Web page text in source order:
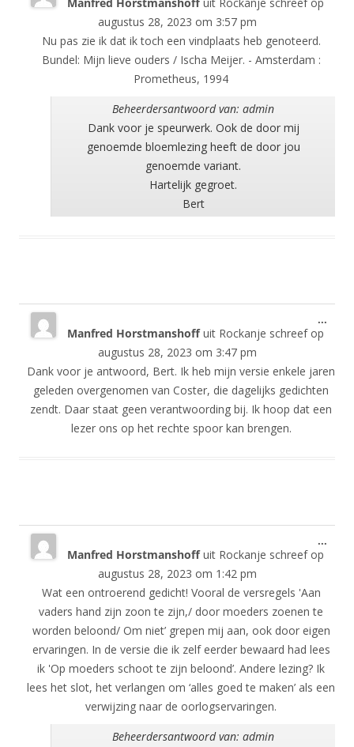
augustus 28, 2023 om 3:57 pm
Nu pas zie ik dat ik toch een vindplaats heb genoteerd.
Bundel: Mijn lieve ouders / Ischa Meijer. - Amsterdam :
Prometheus, 1994
Beheerdersantwoord van: admin
Dank voor je speurwerk. Ook de door mij
genoemde bloemlezing heeft de door jou
genoemde variant.
Hartelijk gegroet.
Bert
Manfred Horstmanshoffuit Rockanje schreef op
augustus 28, 2023 om 3:47 pm
Dank voor je antwoord, Bert. Ik heb mijn versie enkele jaren
geleden overgenomen van Coster, die dagelijks gedichten
zendt. Daar staat geen verantwoording bij. Ik hoop dat een
lezer ons op het rechte spoor kan brengen.
...
Manfred Horstmanshoffuit Rockanje schreef op
augustus 28, 2023 om 1:42 pm
Wat een ontroerend gedicht! Vooral de versregels 'Aan
vaders hand zijn zoon te zijn,/ door moeders zoenen te
worden beloond/ Om niet’ grepen mij aan, ook door eigen
ervaringen. In de versie die ik zelf eerder bewaard had lees
ik 'Op moeders schoot te zijn beloond’. Andere lezing? Ik
lees het slot, het verlangen om ‘alles goed te maken’ als een
verwijzing naar de oorlogservaringen.
Beheerdersantwoord van: admin
...